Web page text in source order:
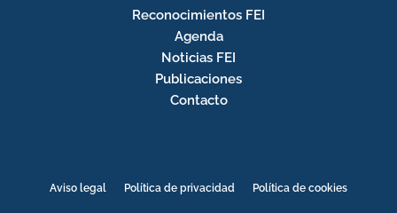
Reconocimientos FEI
Agenda
Noticias FEI
Publicaciones
Contacto
Aviso legal Política de privacidad Política de cookies